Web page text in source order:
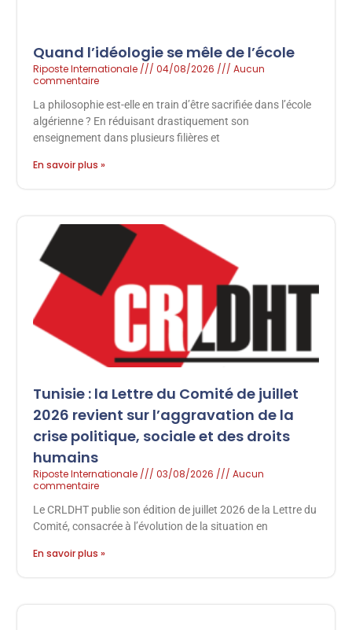
Quand l’idéologie se mêle de l’école
Riposte Internationale 04/08/2026
Aucun
commentaire
La philosophie est-elle en train d’être sacrifiée dans l’école
algérienne ? En réduisant drastiquement son
enseignement dans plusieurs filières et
En savoir plus »
Tunisie : la Lettre du Comité de juillet
2026 revient sur l’aggravation de la
crise politique, sociale et des droits
humains
Riposte Internationale 03/08/2026
Aucun
commentaire
Le CRLDHT publie son édition de juillet 2026 de la Lettre du
Comité, consacrée à l’évolution de la situation en
En savoir plus »